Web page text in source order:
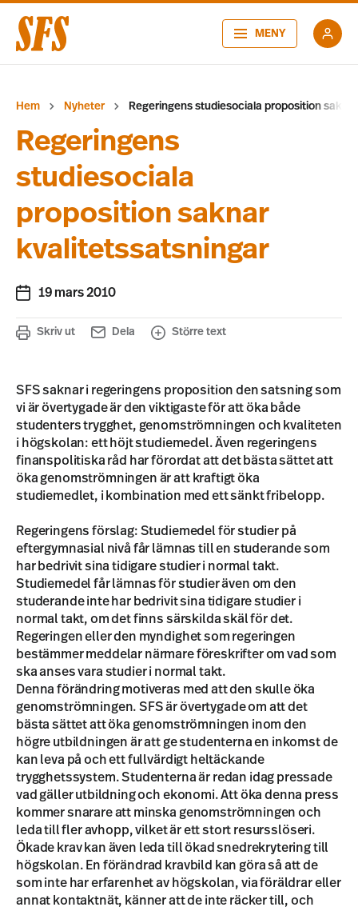
MENY
Hem Nyheter Regeringens studiesociala proposition
Regeringens
studiesociala
proposition saknar
kvalitetssatsningar
19 mars 2010
Skriv ut Dela Större text
SFS saknar i regeringens proposition den satsning som
vi är övertygade är den viktigaste för att öka både
studenters trygghet, genomströmningen och kvaliteten
i högskolan: ett höjt studiemedel. Även regeringens
finanspolitiska råd har förordat att det bästa sättet att
öka genomströmningen är att kraftigt öka
studiemedlet, i kombination med ett sänkt fribelopp.
Regeringens förslag: Studiemedel för studier på
eftergymnasial nivå får lämnas till en studerande som
har bedrivit sina tidigare studier i normal takt.
Studiemedel får lämnas för studier även om den
studerande inte har bedrivit sina tidigare studier i
normal takt, om det finns särskilda skäl för det.
Regeringen eller den myndighet som regeringen
bestämmer meddelar närmare föreskrifter om vad som
ska anses vara studier i normal takt.
Denna förändring motiveras med att den skulle öka
genomströmningen. SFS är övertygade om att det
bästa sättet att öka genomströmningen inom den
högre utbildningen är att ge studenterna en inkomst de
kan leva på och ett fullvärdigt heltäckande
trygghetssystem. Studenterna är redan idag pressade
vad gäller utbildning och ekonomi. Att öka denna press
kommer snarare att minska genomströmningen och
leda till fler avhopp, vilket är ett stort resursslöseri.
Ökade krav kan även leda till ökad snedrekrytering till
högskolan. En förändrad kravbild kan göra så att de
som inte har erfarenhet av högskolan, via föräldrar eller
annat kontaktnät, känner att de inte räcker till, och